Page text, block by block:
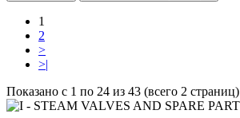
1
2
>
>|
Показано с 1 по 24 из 43 (всего 2 страниц)